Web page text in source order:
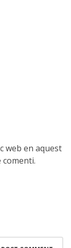
web en aquest
comenti.